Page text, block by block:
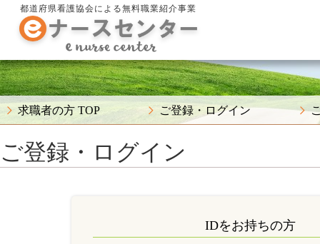
都道府県看護協会による無料職業紹介事業
求職者の方 TOP ご登録・ログイン
ご登録・ログイン
IDをお持ちの方